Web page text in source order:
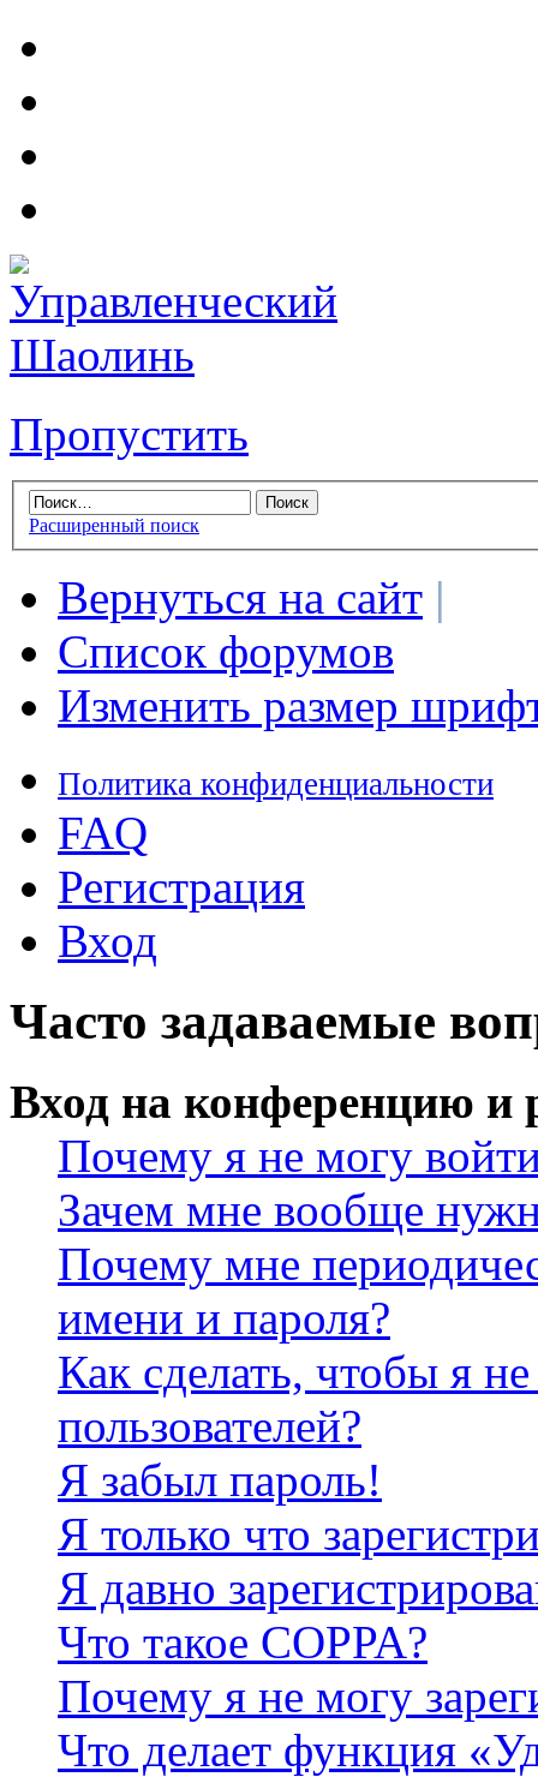
Пропустить
Расширенный поиск
Вернуться на сайт |
Список форумов
Изменить размер
Политика конфиденциальности
FAQ
Регистрация
Вход
Часто задаваемые
Вход на конференцию и
Почему я не могу
Зачем мне вообще
Почему мне
имени и пароля?
Как сделать, чтобы я
пользователей?
Я забыл пароль!
Я только что
Я давно
Что такое COPPA?
Почему я не могу
Что делает функция